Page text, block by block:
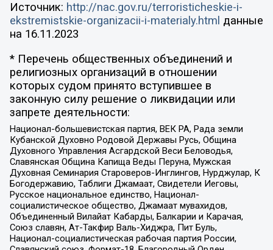
Источник: http://nac.gov.ru/terroristicheskie-i-
ekstremistskie-organizacii-i-materialy.html данные
на 16.11.2023
* Перечень общественных объединений и
религиозных организаций в отношении
которых судом принято вступившее в
законную силу решение о ликвидации или
запрете деятельности:
Национал-большевистская партия, ВЕК РА, Рада земли
Кубанской Духовно Родовой Державы Русь, Община
Духовного Управления Асгардской Веси Беловодья,
Славянская Община Капища Веды Перуна, Мужская
Духовная Семинария Староверов-Инглингов, Нурджулар, К
Богодержавию, Таблиги Джамаат, Свидетели Иеговы,
Русское национальное единство, Национал-
социалистическое общество, Джамаат мувахидов,
Объединенный Вилайат Кабарды, Балкарии и Карачая,
Союз славян, Ат-Такфир Валь-Хиджра, Пит Буль,
Национал-социалистическая рабочая партия России,